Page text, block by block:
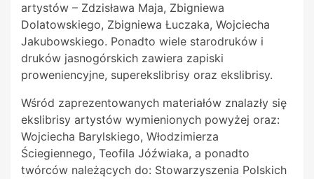
artystów – Zdzisława Maja, Zbigniewa
Dolatowskiego, Zbigniewa Łuczaka, Wojciecha
Jakubowskiego. Ponadto wiele starodruków i
druków jasnogórskich zawiera zapiski
proweniencyjne, superekslibrisy oraz ekslibrisy.
Wśród zaprezentowanych materiałów znalazły się
ekslibrisy artystów wymienionych powyżej oraz:
Wojciecha Barylskiego, Włodzimierza
Ściegiennego, Teofila Jóźwiaka, a ponadto
twórców należących do: Stowarzyszenia Polskich